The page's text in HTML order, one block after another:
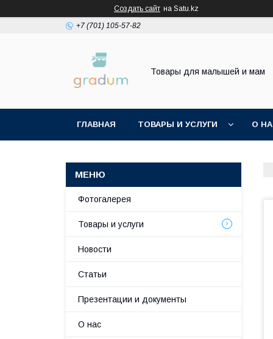
Создать сайт на Satu.kz
+7 (701) 105-57-82
Товары для малышей и мам
ГЛАВНАЯ ТОВАРЫ И УСЛУГИ О
Фотогалерея
Товары и услуги
Новости
Статьи
Презентации и документы
О нас